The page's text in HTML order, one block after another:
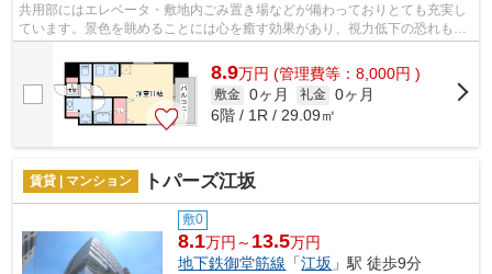
共用部にはエレベータ・敷地内ごみ置き場などが備わっておりとても充実し
ています。景色を眺めることには心を癒す効果があり、視力低下の恐れも少
なくしてくれます。外観タイル張りな...
8.9万円 (管理費等：8,000円 )
敷金 0ヶ月 礼金 0ヶ月
6階 / 1R / 29.09㎡
賃貸 | マンション トパーズ江坂
敷0
8.1万円～ 13.5万円
地下鉄御堂筋線 「江坂 」駅 徒歩9分